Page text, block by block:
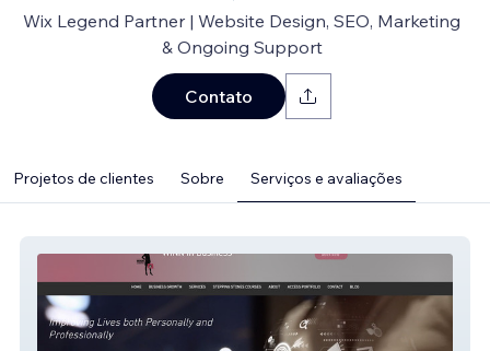
Wix Legend Partner | Website Design, SEO, Marketing
& Ongoing Support
Contato
Projetos de clientes Sobre Serviços e avaliações